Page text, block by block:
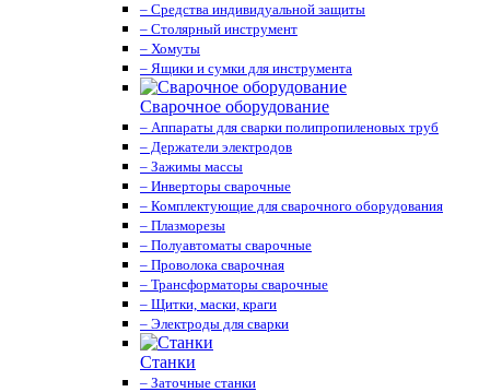
– Средства индивидуальной защиты
– Столярный инструмент
– Хомуты
– Ящики и сумки для инструмента
Сварочное оборудование
– Аппараты для сварки полипропиленовых труб
– Держатели электродов
– Зажимы массы
– Инверторы сварочные
– Комплектующие для сварочного оборудования
– Плазморезы
– Полуавтоматы сварочные
– Проволока сварочная
– Трансформаторы сварочные
– Щитки, маски, краги
– Электроды для сварки
Станки
– Заточные станки